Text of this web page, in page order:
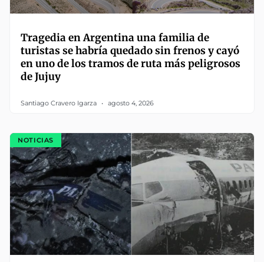
Tragedia en Argentina una familia de
turistas se habría quedado sin frenos y cayó
en uno de los tramos de ruta más peligrosos
de Jujuy
Santiago Cravero Igarza agosto 4, 2026
NOTICIAS